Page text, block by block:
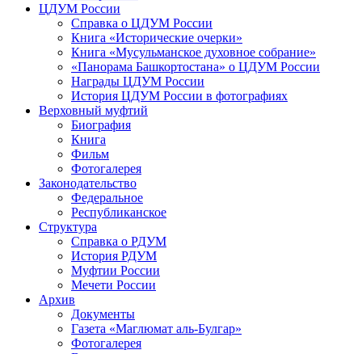
ЦДУМ России
Справка о ЦДУМ России
Книга «Исторические очерки»
Книга «Мусульманское духовное собрание»
«Панорама Башкортостана» о ЦДУМ России
Награды ЦДУМ России
История ЦДУМ России в фотографиях
Верховный муфтий
Биография
Книга
Фильм
Фотогалерея
Законодательство
Федеральное
Республиканское
Структура
Справка о РДУМ
История РДУМ
Муфтии России
Мечети России
Архив
Документы
Газета «Маглюмат аль-Булгар»
Фотогалерея